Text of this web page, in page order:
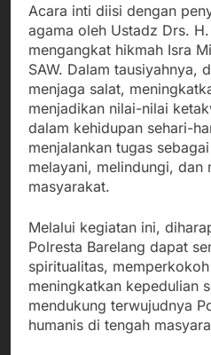
Acara inti diisi dengan
agama oleh Ustadz Drs.
mengangkat hikmah Isra
SAW. Dalam tausiyahnya,
menjaga salat,
menjadikan nilai-nilai
dalam kehidupan sehari-
menjalankan tugas
melayani, melindungi, dan
masyarakat.
Melalui kegiatan ini,
Polresta Barelang dapat
spiritualitas,
meningkatkan kepedulian
mendukung terwujudnya
humanis di tengah